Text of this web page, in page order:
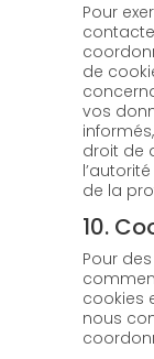
Pour
de
vos
droit de
de la
10.
Pour
cookies
nous